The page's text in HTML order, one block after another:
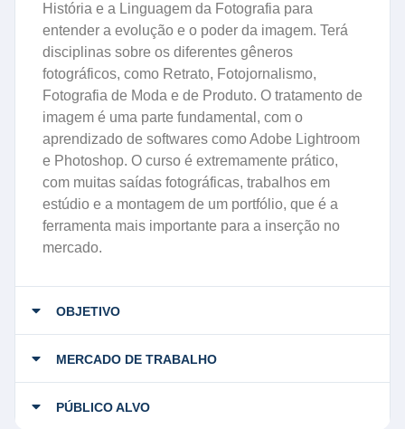
História e a Linguagem da Fotografia para
entender a evolução e o poder da imagem. Terá
disciplinas sobre os diferentes gêneros
fotográficos, como Retrato, Fotojornalismo,
Fotografia de Moda e de Produto. O tratamento de
imagem é uma parte fundamental, com o
aprendizado de softwares como Adobe Lightroom
e Photoshop. O curso é extremamente prático,
com muitas saídas fotográficas, trabalhos em
estúdio e a montagem de um portfólio, que é a
ferramenta mais importante para a inserção no
mercado.
OBJETIVO
MERCADO DE TRABALHO
PÚBLICO ALVO